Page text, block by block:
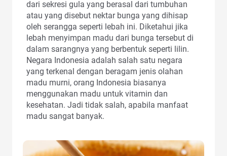
dari sekresi gula yang berasal dari tumbuhan
atau yang disebut nektar bunga yang dihisap
oleh serangga seperti lebah ini. Diketahui jika
lebah menyimpan madu dari bunga tersebut di
dalam sarangnya yang berbentuk seperti lilin.
Negara Indonesia adalah salah satu negara
yang terkenal dengan beragam jenis olahan
madu murni, orang Indonesia biasanya
menggunakan madu untuk vitamin dan
kesehatan. Jadi tidak salah, apabila manfaat
madu sangat banyak.